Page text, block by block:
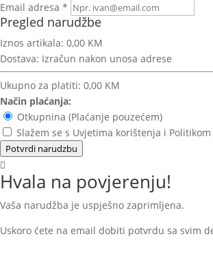
Email adresa *
Pregled narudžbe
Iznos artikala: 0,00 KM
Dostava: Izračun nakon unosa adrese
Ukupno za platiti: 0,00 KM
Način plaćanja:
Otkupnina (Plaćanje pouzećem)
Slažem se s Uvjetima korištenja i
Potvrdi narudzbu
Hvala na povjerenju!
Vaša narudžba je uspješno zaprimljena.
Uskoro ćete na email dobiti potvrdu sa svim